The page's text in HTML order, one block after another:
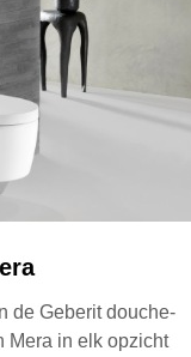
de Geberit douche-
Mera in elk opzicht